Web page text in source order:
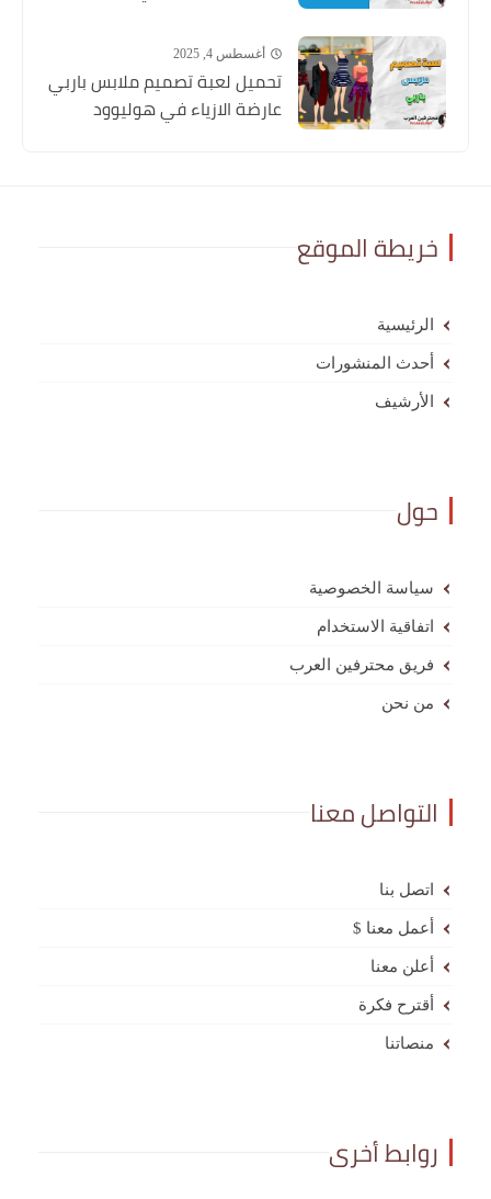
أغسطس 4, 2025
تحميل لعبة تصميم ملابس باربي
عارضة الازياء في هوليوود
خريطة الموقع
الرئيسية
أحدث المنشورات
الأرشيف
حول
سياسة الخصوصية
اتفاقية الاستخدام
فريق محترفين العرب
من نحن
التواصل معنا
اتصل بنا
أعمل معنا $
أعلن معنا
أقترح فكرة
منصاتنا
روابط أخرى